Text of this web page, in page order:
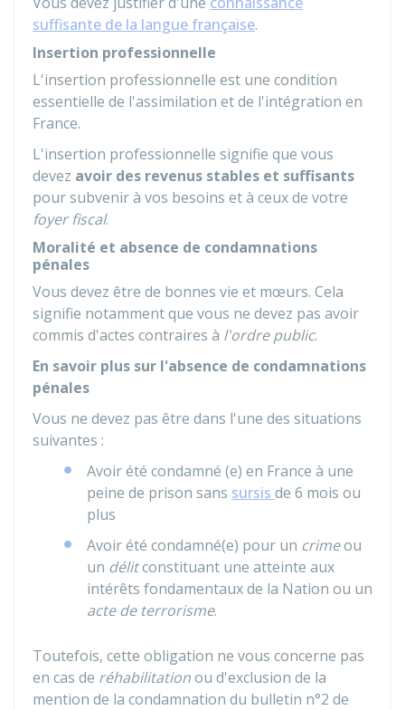
suffisante de la langue française.
Insertion professionnelle
L'insertion professionnelle est une condition
essentielle de l'assimilation et de l'intégration en
France.
L'insertion professionnelle signifie que vous
devez avoir des revenus stables et suffisants
pour subvenir à vos besoins et à ceux de votre
foyer fiscal.
Moralité et absence de condamnations
pénales
Vous devez être de bonnes vie et mœurs. Cela
signifie notamment que vous ne devez pas avoir
commis d'actes contraires à l'ordre public.
En savoir plus sur l'absence de condamnations
pénales
Vous ne devez pas être dans l'une des situations
suivantes :
Avoir été condamné (e) en France à une
peine de prison sans sursis de 6 mois ou
plus
Avoir été condamné(e) pour un crimeou
un délitconstituant une atteinte aux
intérêts fondamentaux de la Nation ou un
acte de terrorisme.
Toutefois, cette obligation ne vous concerne pas
en cas de réhabilitationou d'exclusion de la
mention de la condamnation du bulletin n°2 de